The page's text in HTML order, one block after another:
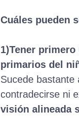
Cuáles pueden
1)Tener
primarios del
Sucede bastante
contradecirse ni
visión alineada